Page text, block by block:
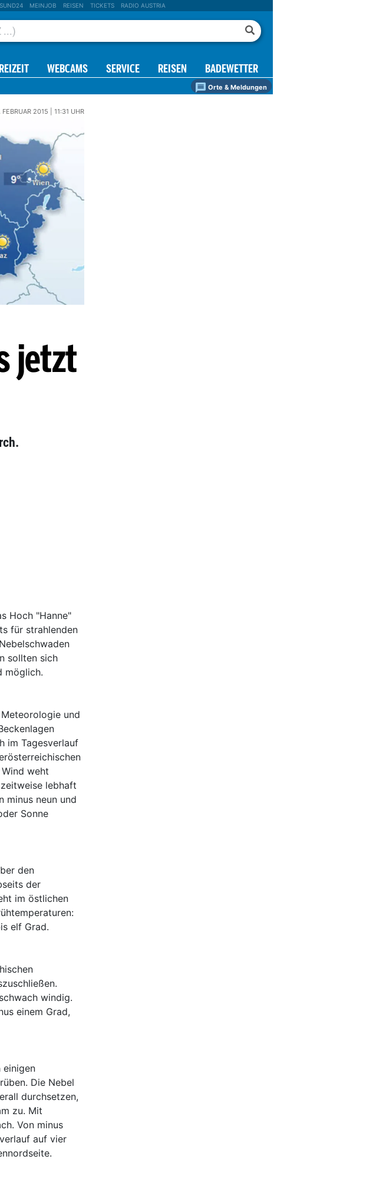
MEINJOB REISEN TICKETS RADIO AUSTRIA
WEBCAMS SERVICE REISEN BADEWETTER
Orte & Meldungen
FEBRUAR 2015 | 11:31 UHR
jetzt
Hoch "Hanne"
für strahlenden
sollten sich
möglich.
und
im Tagesverlauf
weht
lebhaft
minus neun und
Sonne
den
der
im östlichen
elf Grad.
windig.
einem Grad,
einigen
Die Nebel
durchsetzen,
zu. Mit
Von minus
auf vier